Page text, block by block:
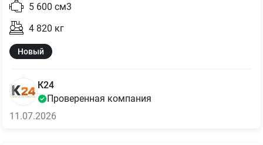
5 600 см3
4 820 кг
Новый
К24
Проверенная компания
11.07.2026